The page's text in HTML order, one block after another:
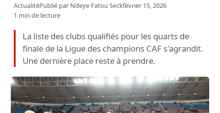
ActualitéPublié par Ndeye Fatou Seckfévrier 15, 2026
1 min de lecture
La liste des clubs qualifiés pour les quarts de
finale de la Ligue des champions CAF s'agrandit.
Une dernière place reste à prendre.